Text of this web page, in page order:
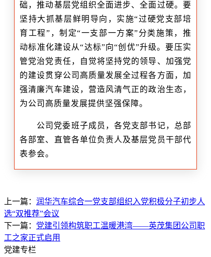
础，推动基层党组织全面进步、全面过硬。要
坚持大抓基层鲜明导向，实施“过硬党支部培
育工程”，制定“一支部一方案”分类施策，推
动标准化建设从“达标”向“创优”升级。要压实
管党治党责任，自觉将坚持党的领导、加强党
的建设贯穿公司高质量发展全过程各方面，加
强清廉汽车建设，营造风清气正的政治生态，
为公司高质量发展提供坚强保障。
公司党委班子成员，各党支部书记，总部
各部室、直管各单位负责人及基层党员干部代
表参会。
上一篇： 润华汽车综合一党支部组织入党积极分子初步人
选“双推荐”会议
下一篇： 党建引领构筑职工温暖港湾——英茂集团公司职
工之家正式启用
党建专栏